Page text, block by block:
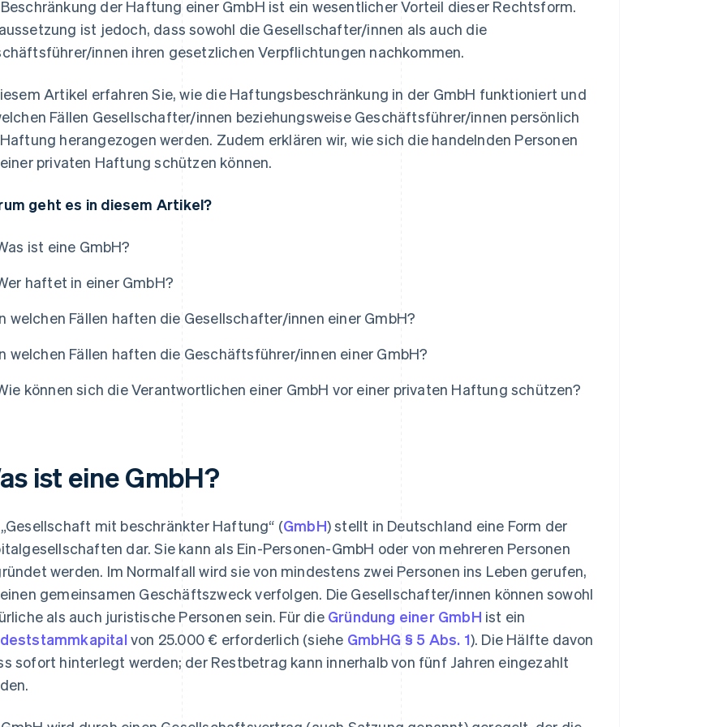
der Haftung einer GmbH ist ein wesentlicher Vorteil dieser Rechtsform.
ist jedoch, dass sowohl die Gesellschafter/innen als auch die
innen ihren gesetzlichen Verpflichtungen nachkommen.
Artikel erfahren Sie, wie die Haftungsbeschränkung in der GmbH funktioniert und
Fällen Gesellschafter/innen beziehungsweise Geschäftsführer/innen persönlich
herangezogen werden. Zudem erklären wir, wie sich die handelnden Personen
privaten Haftung schützen können.
geht es in diesem Artikel?
ist eine GmbH?
haftet in einer GmbH?
welchen Fällen haften die Gesellschafter/innen einer GmbH?
welchen Fällen haften die Geschäftsführer/innen einer GmbH?
können sich die Verantwortlichen einer GmbH vor einer privaten Haftung schützen?
ist eine GmbH?
mit beschränkter Haftung“ (GmbH) stellt in Deutschland eine Form der
dar. Sie kann als Ein-Personen-GmbH oder von mehreren Personen
werden. Im Normalfall wird sie von mindestens zwei Personen ins Leben gerufen,
gemeinsamen Geschäftszweck verfolgen. Die Gesellschafter/innen können sowohl
als auch juristische Personen sein. Für die Gründung einer GmbH ist ein
von 25.000 € erforderlich (siehe GmbHG § 5 Abs. 1). Die Hälfte davon
sofort hinterlegt werden; der Restbetrag kann innerhalb von fünf Jahren eingezahlt